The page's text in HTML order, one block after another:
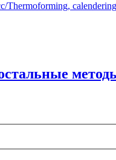
Thermoforming,